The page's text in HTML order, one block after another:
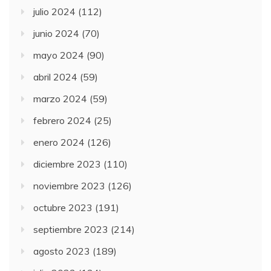
julio 2024 (112)
junio 2024 (70)
mayo 2024 (90)
abril 2024 (59)
marzo 2024 (59)
febrero 2024 (25)
enero 2024 (126)
diciembre 2023 (110)
noviembre 2023 (126)
octubre 2023 (191)
septiembre 2023 (214)
agosto 2023 (189)